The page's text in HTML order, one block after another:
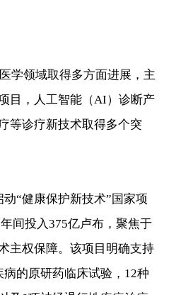
学领域取得多方面进展，主
目，人工智能（AI）诊断产
等诊疗新技术取得多个突
“健康保护新技术”国家项
间投入375亿卢布，聚焦于
主权保障。该项目明确支持
的原研药临床试验，12种